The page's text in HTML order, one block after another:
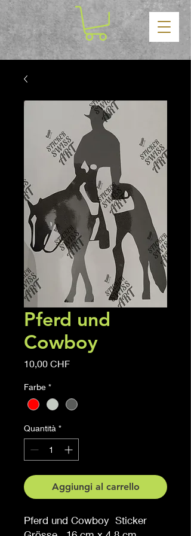
Pferd und
Cowboy
10,00 CHFPrezzo
Farbe *
Quantità *
Aggiungi al carrello
Pferd und Cowboy Sticker